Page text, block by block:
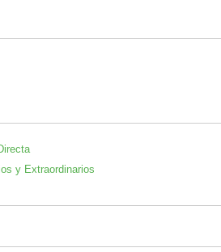
y Extraordinarios